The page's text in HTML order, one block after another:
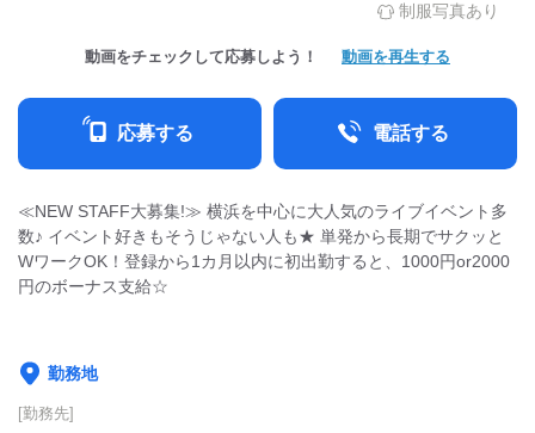
制服写真あり
動画をチェックして応募しよう！ 動画を再生する
応募する 電話する
≪NEW STAFF大募集!≫ 横浜を中心に大人気のライブイベント多
数♪ イベント好きもそうじゃない人も★ 単発から長期でサクッと
WワークOK！登録から1カ月以内に初出勤すると、1000円or2000
円のボーナス支給☆
勤務地
[勤務先]